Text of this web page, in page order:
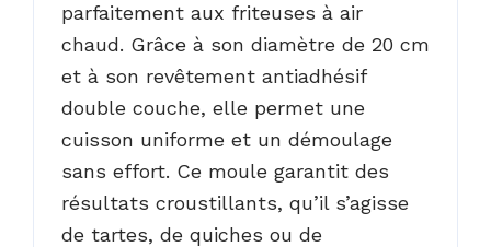
parfaitement aux friteuses à air
chaud. Grâce à son diamètre de 20 cm
et à son revêtement antiadhésif
double couche, elle permet une
cuisson uniforme et un démoulage
sans effort. Ce moule garantit des
résultats croustillants, qu’il s’agisse
de tartes, de quiches ou de